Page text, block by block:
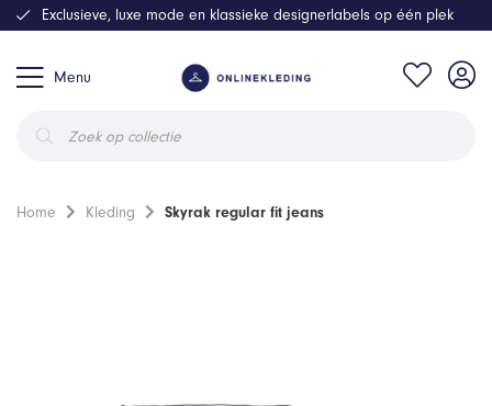
Menu
zoeken
Exclusieve, luxe mode en klassieke designerlabels op één plek
Home Kleding Skyrak regular fit jeans